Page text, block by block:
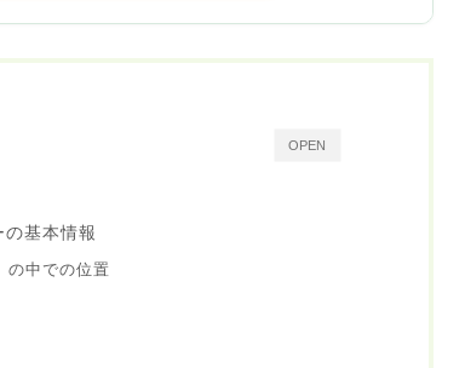
OPEN
基本情報
の中での位置